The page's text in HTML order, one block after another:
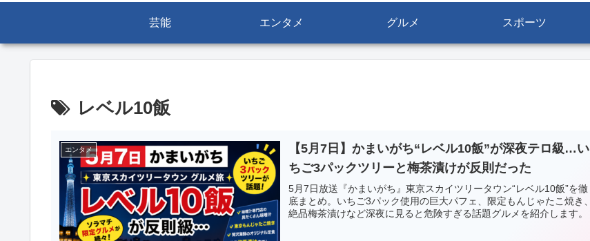
芸能 エンタメ グルメ スポーツ
レベル10飯
エンタメ
【5月7日】かまいがち“レベル10飯”が深夜テロ級…い
ちご3パックツリーと梅茶漬けが反則だった
5月7日放送『かまいがち』東京スカイツリータウン“レベル10飯”を徹
底まとめ。いちご3パック使用の巨大パフェ、限定もんじゃたこ焼き、
絶品梅茶漬けなど深夜に見ると危険すぎる話題グルメを紹介します。